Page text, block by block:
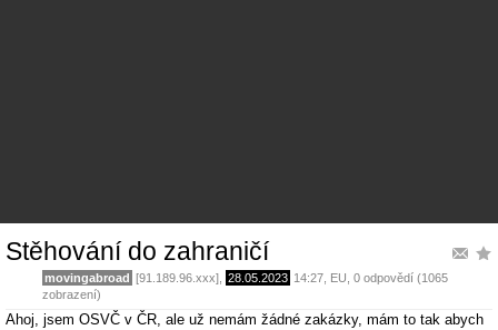
Stěhování do zahraničí
movingabroad [91.189.96.xxx], 28.05.2023 14:27 EU , 0 odpovědí (1065
zobrazení)
Ahoj, jsem OSVČ v ČR, ale už nemám žádné zakázky, mám to tak abych